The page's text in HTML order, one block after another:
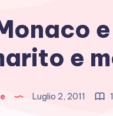
e
Luglio 2, 2011